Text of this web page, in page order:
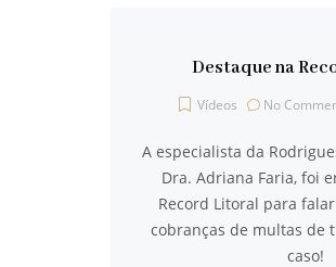
Destaque na
Vídeos No
A especialista da
Dra. Adriana Faria, foi
Record Litoral para
cobranças de multas de
caso!